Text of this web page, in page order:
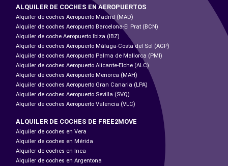
ALQUILER DE COCHES EN AEROPUERTOS
Alquiler de coches Aeropuerto Madrid (MAD)
Alquiler de coches Aeropuerto Barcelona-El Prat (BCN)
Alquiler de coche Aeropuerto Ibiza (IBZ)
Alquiler de coches Aeropuerto Málaga-Costa del Sol (AGP)
Alquiler de coches Aeropuerto Palma de Mallorca (PMI)
Alquiler de coches Aeropuerto Alicante-Elche (ALC)
Alquiler de coches Aeropuerto Menorca (MAH)
Alquiler de coches Aeropuerto Gran Canaria (LPA)
Alquiler de coches Aeropuerto Sevilla (SVQ)
Alquiler de coches Aeropuerto Valencia (VLC)
ALQUILER DE COCHES DE FREE2MOVE
Alquiler de coches en Vera
Alquiler de coches en Mérida
Alquiler de coches en Inca
Alquiler de coches en Argentona